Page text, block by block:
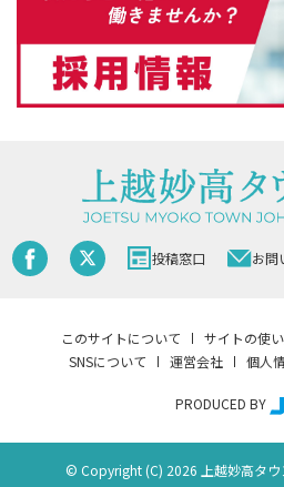
投稿窓口 お問
このサイトについて サイトの使
SNSについて
運営会社 個人
PRODUCED BY
© Copyright (C) 2026 上越妙高タウ